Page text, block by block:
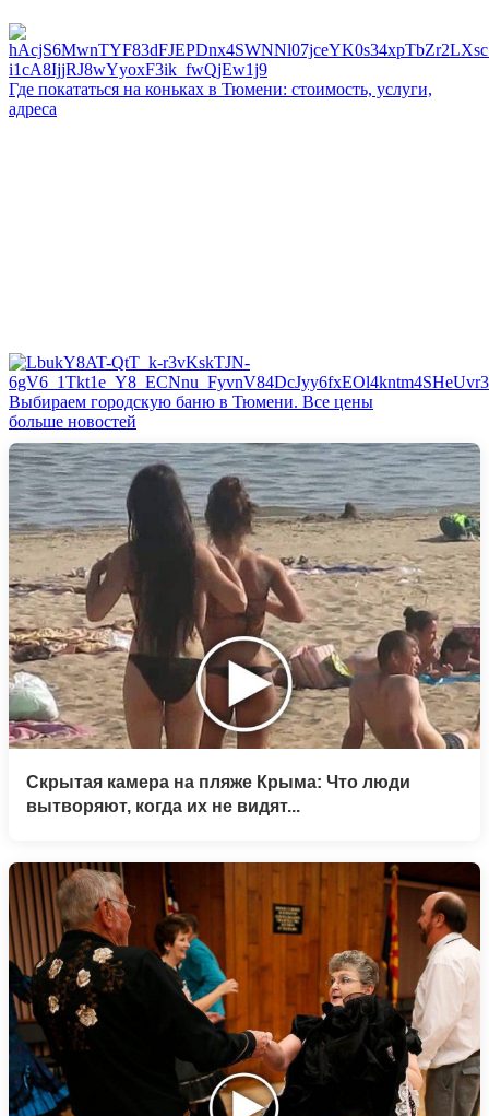
Где покататься на коньках в Тюмени: стоимость, услуги,
адреса
Выбираем городскую баню в Тюмени. Все цены
больше новостей
Скрытая камера на пляже Крыма: Что люди
вытворяют, когда их не видят...